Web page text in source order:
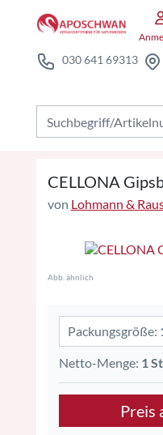
030 641 69313
CELLONA
von Lohmann &
Abb. ähnlich
Packungsgröße:
Netto-Menge: 1 St
Preis